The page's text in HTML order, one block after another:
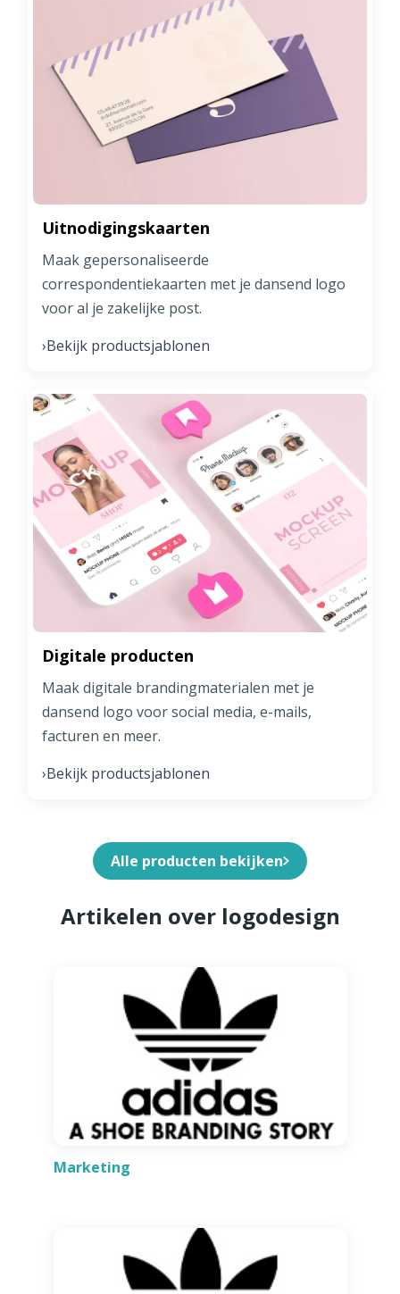
Uitnodigingskaarten
Maak gepersonaliseerde
correspondentiekaarten met je dansend logo
voor al je zakelijke post.
›Bekijk productsjablonen
Digitale producten
Maak digitale brandingmaterialen met je
dansend logo voor social media, e-mails,
facturen en meer.
›Bekijk productsjablonen
Alle producten bekijken
Artikelen over logodesign
Marketing